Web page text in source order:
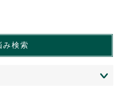
み検索